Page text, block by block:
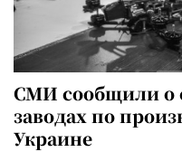
СМИ сообщили о
заводах по
Украине